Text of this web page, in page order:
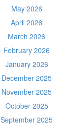
May 2026
April 2026
March 2026
February 2026
January 2026
December 2025
November 2025
October 2025
September 2025